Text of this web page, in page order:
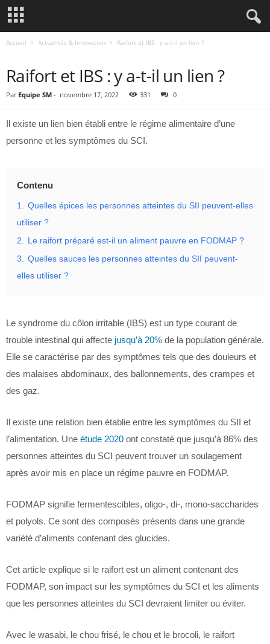
Accueil Actualités & Innovation Raifort et IBS : y a-t-il un lien ?
Raifort et IBS : y a-t-il un lien ?
Par Equipe SM - novembre 17, 2022 331 0
Il existe un lien bien établi entre le régime alimentaire d’une
personne et les symptômes du SCI.
Contenu
1. Quelles épices les personnes atteintes du SII peuvent-elles
utiliser ?
2. Le raifort préparé est-il un aliment pauvre en FODMAP ?
3. Quelles sauces les personnes atteintes du SII peuvent-
elles utiliser ?
Le syndrome du côlon irritable (IBS) est un type courant de
trouble intestinal qui affecte jusqu’à 20% de la population générale.
Elle se caractérise par des symptômes tels que des douleurs et
des malaises abdominaux, des ballonnements, des crampes et
des gaz.
Il existe une relation bien établie entre les symptômes du SII et
l’alimentation. Une étude 2020 ont constaté que jusqu’à 86% des
personnes atteintes du SCI peuvent trouver un soulagement
après avoir mis en place un régime pauvre en FODMAP.
FODMAP signifie fermentescibles, oligo-, di-, mono-saccharides
et polyols. Ce sont des composés présents dans une grande
variété d’aliments contenant des glucides.
Cet article explique si le raifort est un aliment contenant des
FODMAP, son impact sur les symptômes du SCI et les aliments
que les personnes atteintes du SCI devraient limiter ou éviter.
Avec le wasabi, le chou frisé, le chou et le brocoli, le raifort